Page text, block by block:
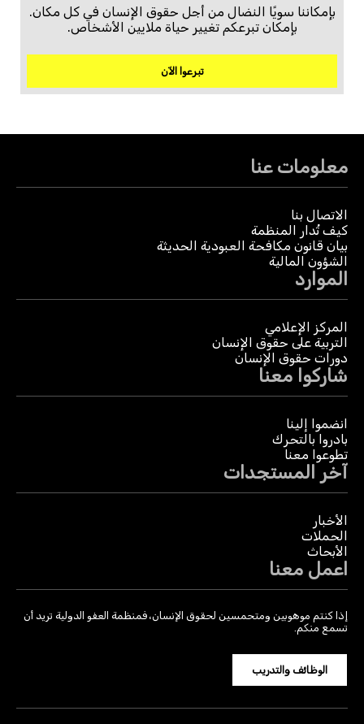
بإمكاننا سويًا النضال من أجل حقوق الإنسان في كل مكان.
بإمكان تبرعكم تغيير حياة ملايين الأشخاص.
تبرعوا الآن
معلومات عنا
الاتصال بنا
كيف تُدار المنظمة
بيان قانون مكافحة العبودية الحديثة
الشؤون المالية
الموارد
المركز الإعلامي
التربية على حقوق الإنسان
دورات حقوق الإنسان
شاركوا معنا
انضموا إلينا
بادروا بالتحرك
تطوعوا معنا
آخر المستجدات
الأخبار
الحملات
الأبحاث
اعمل معنا
إذا كنتم موهوبين ومتحمسين لحقوق الإنسان، فمنظمة العفو الدولية تريد أن
تسمع منكم.
الوظائف والتدريب